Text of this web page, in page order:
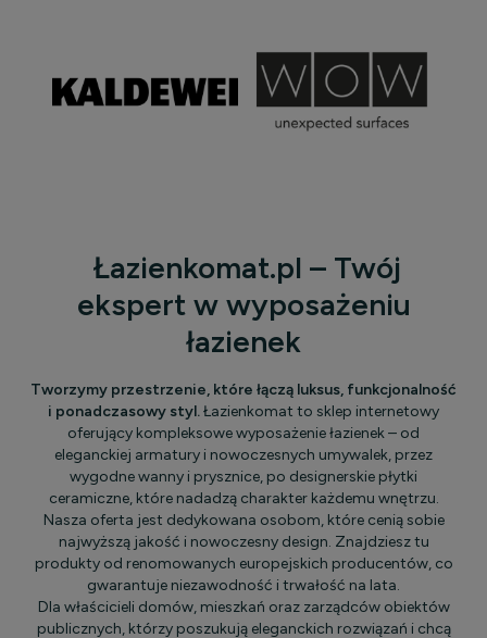
Łazienkomat.pl – Twój
ekspert w wyposażeniu
łazienek
Tworzymy przestrzenie, które łączą luksus, funkcjonalność
i ponadczasowy styl.Łazienkomat to sklep internetowy
oferujący kompleksowe wyposażenie łazienek – od
eleganckiej armatury i nowoczesnych umywalek, przez
wygodne wanny i prysznice, po designerskie płytki
ceramiczne, które nadadzą charakter każdemu wnętrzu.
Nasza oferta jest dedykowana osobom, które cenią sobie
najwyższą jakość i nowoczesny design. Znajdziesz tu
produkty od renomowanych europejskich producentów, co
gwarantuje niezawodność i trwałość na lata.
Dla właścicieli domów, mieszkań oraz zarządców obiektów
publicznych, którzy poszukują eleganckich rozwiązań i chcą